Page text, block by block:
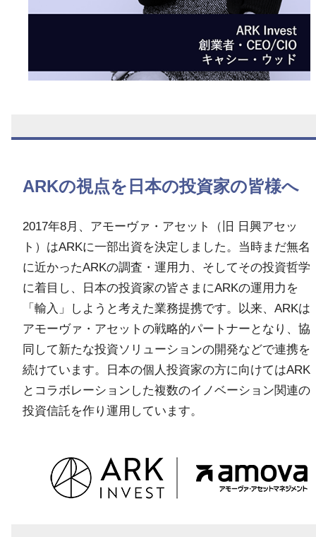
り入れることは、長期投資家にとってこそ重要な
ことだと考えています。ARKは、破壊的イノベー
ションに特化したアクティブ運用戦略で今後も市
場に挑戦をしていきます。
ARKの視点を日本の投資家の皆様へ
2017年8月、アモーヴァ・アセット（旧 日興アセッ
ト）はARKに一部出資を決定しました。当時まだ無名
に近かったARKの調査・運用力、そしてその投資哲学
に着目し、日本の投資家の皆さまにARKの運用力を
「輸入」しようと考えた業務提携です。以来、ARKは
アモーヴァ・アセットの戦略的パートナーとなり、協
同して新たな投資ソリューションの開発などで連携を
続けています。日本の個人投資家の方に向けてはARK
とコラボレーションした複数のイノベーション関連の
投資信託を作り運用しています。